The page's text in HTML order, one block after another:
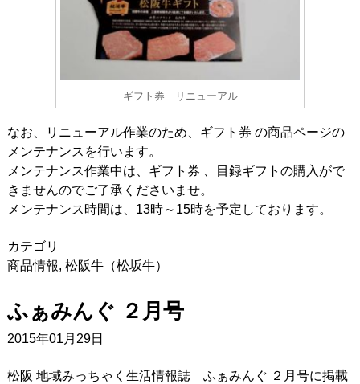
ギフト券 リニューアル
なお、リニューアル作業のため、ギフト券 の商品ページの
メンテナンスを行います。
メンテナンス作業中は、ギフト券 、目録ギフトの購入がで
きませんのでご了承くださいませ。
メンテナンス時間は、13時～15時を予定しております。
カテゴリ
商品情報, 松阪牛（松坂牛）
ふぁみんぐ ２月号
2015年01月29日
松阪 地域みっちゃく生活情報誌 ふぁみんぐ ２月号に掲載